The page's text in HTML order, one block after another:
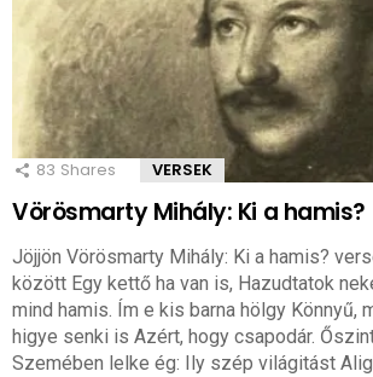
83 Shares VERSEK
Vörösmarty Mihály: Ki a hamis?
Jöjjön Vörösmarty Mihály: Ki a hamis?
között Egy kettő ha van is, Hazudtatok
mind hamis. Ím e kis barna hölgy Könnyű,
higye senki is Azért, hogy csapodár.
Szemében lelke ég: Ily szép világitást